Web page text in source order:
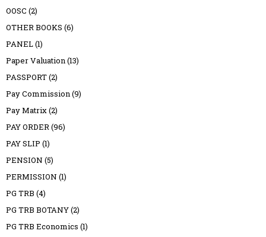
OOSC (2)
OTHER BOOKS (6)
PANEL(1)
Paper Valuation(13)
PASSPORT(2)
Pay Commission(9)
Pay Matrix(2)
PAY ORDER(96)
PAY SLIP (1)
PENSION (5)
PERMISSION (1)
PG TRB (4)
PG TRB BOTANY(2)
PG TRB Economics (1)